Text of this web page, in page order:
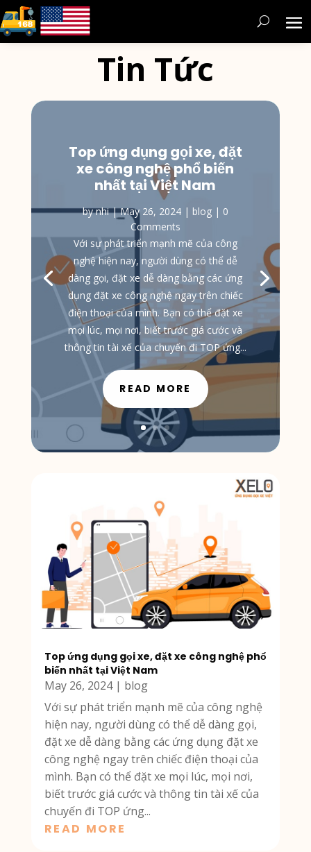
Tin Tức
Top ứng dụng gọi xe, đặt
xe công nghệ phổ biến
nhất tại Việt Nam
bynhi|May 26, 2024| blog| 0
Comments
Với sự phát triển mạnh mẽ của công
nghệ hiện nay, người dùng có thể dễ
dàng gọi, đặt xe dễ dàng bằng các ứng
dụng đặt xe công nghệ ngay trên chiếc
điện thoại của mình. Bạn có thể đặt xe
mọi lúc, mọi nơi, biết trước giá cước và
thông tin tài xế của chuyến đi TOP ứng...
READ MORE
Top ứng dụng gọi xe, đặt xe công nghệ phổ
biến nhất tại Việt Nam
May 26, 2024| blog
Với sự phát triển mạnh mẽ của công nghệ
hiện nay, người dùng có thể dễ dàng gọi,
đặt xe dễ dàng bằng các ứng dụng đặt xe
công nghệ ngay trên chiếc điện thoại của
mình. Bạn có thể đặt xe mọi lúc, mọi nơi,
biết trước giá cước và thông tin tài xế của
chuyến đi TOP ứng...
READ MORE